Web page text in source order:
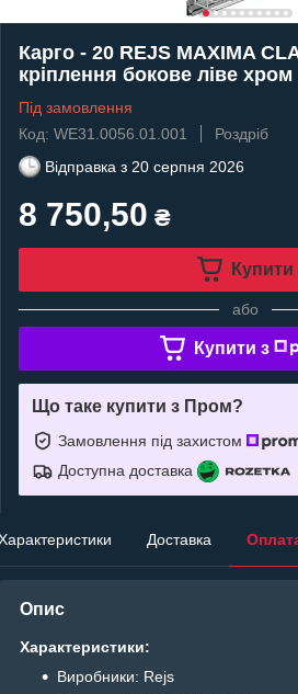
Карго - 20 REJS MAXIMA
кріплення бокове ліве
Під замовлення
Код: WE31.0056.01.001
Роздріб
Відправка з 20 серпня 2026
8 750,50 ₴
Купити
або
Купити з
Що таке купити з Пром?
Замовлення під захистом
Доступна доставка
Доставка
Опис
Характеристики:
Виробники: Rejs